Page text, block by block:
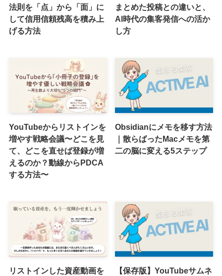
法則を「点」から「面」に
して信用信頼残高を積み上
げる方法
まとめた投稿との違いと、
AI時代の集客発信への活か
し方
YouTubeからリストインを
増やす戦略会議〜どこを見
て、どこを直せば登録が増
えるのか？動線からPDCA
する方法〜
Obsidianにメモを移す方法
｜散らばったMacメモを第
二の脳に変える5ステップ
リストインした資産動画を
【保存版】YouTubeサムネ